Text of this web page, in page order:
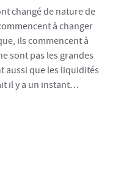
changé de nature de
à changer
ils commencent à
sont pas les grandes
aussi que les liquidités
il y a un instant…